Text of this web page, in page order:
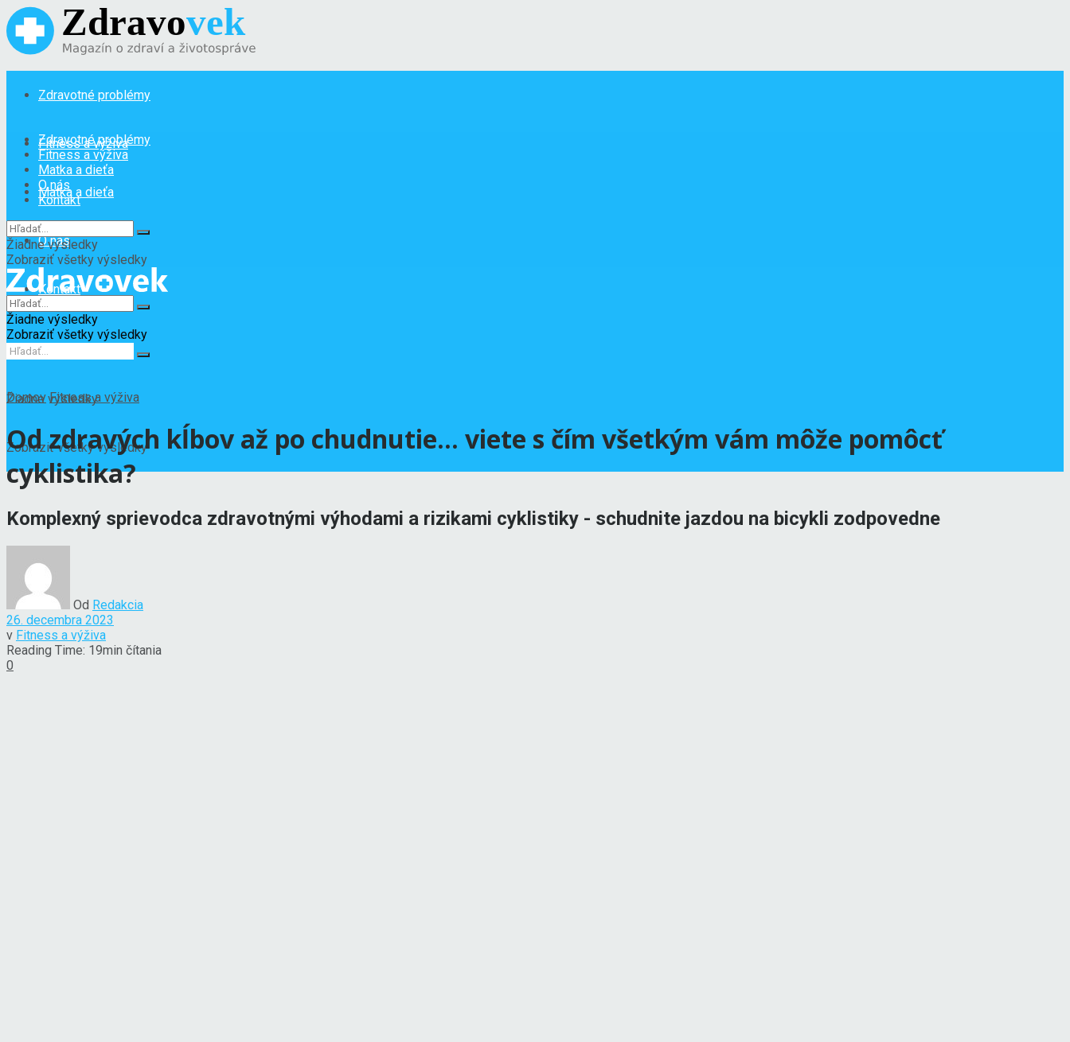
Zdravotné problémy
Fitness a výživa
Matka a dieťa
O nás
Kontakt
Žiadne výsledky
Zobraziť všetky výsledky
Zdravotné problémy
Fitness a výživa
Matka a dieťa
O nás
Kontakt
Žiadne výsledky
Zobraziť všetky výsledky
Žiadne výsledky
Zobraziť všetky výsledky
Domov Fitness a výživa
Od zdravých kĺbov až po chudnutie… viete s čím všetkým vám môže pomôcť
cyklistika?
Komplexný sprievodca zdravotnými výhodami a rizikami cyklistiky - schudnite jazdou na bicykli zodpovedne
Od Redakcia
26. decembra 2023
v Fitness a výživa
Reading Time: 19min čítania
0